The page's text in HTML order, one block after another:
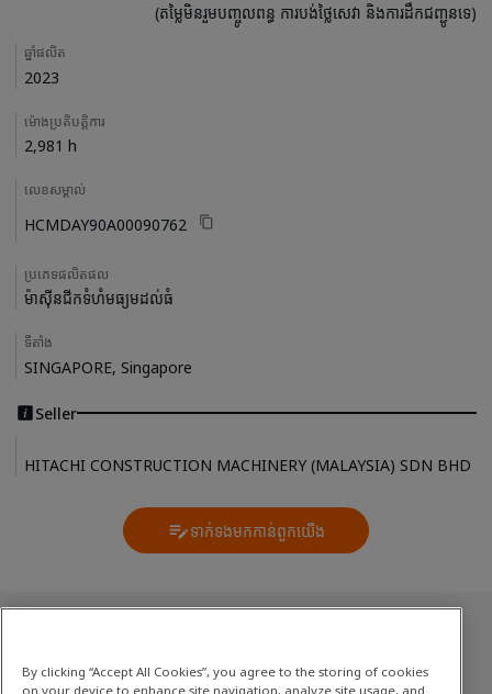
(តម្លៃមិនរួមបញ្ចូលពន្ធ ការបង់ថ្លៃសេវា និងការដឹកជញ្ជូនទេ)
Details
ឆ្នាំផលិត
2023
ម៉ោងប្រតិបត្តិការ
2,981 h
លេខសម្គាល់
HCMDAY90A00090762
ប្រភេទផលិតផល
ម៉ាស៊ីនជីកទំហំមធ្យមដល់ធំ
ទីតាំង
SINGAPORE, Singapore
Seller
HITACHI CONSTRUCTION MACHINERY (MALAYSIA) SDN BHD
Contact Us
ទាក់ទងមកកាន់ពួកយើង
ម៉ាស៊ីនជីកទំហំមធ្យមដល់ធំ
By clicking “Accept All Cookies”, you agree to the storing of cookies
on your device to enhance site navigation, analyze site usage, and